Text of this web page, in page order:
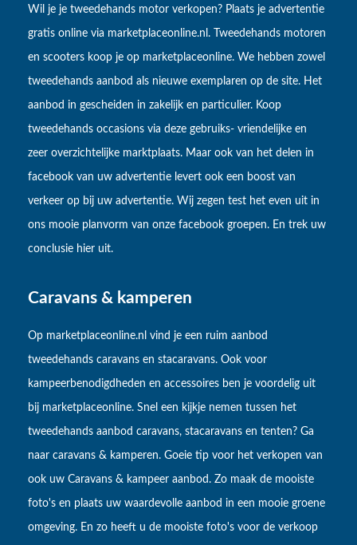
Wil je je tweedehands motor verkopen? Plaats je advertentie
gratis online via marketplaceonline.nl. Tweedehands motoren
en scooters koop je op marketplaceonline. We hebben zowel
tweedehands aanbod als nieuwe exemplaren op de site. Het
aanbod in gescheiden in zakelijk en particulier. Koop
tweedehands occasions via deze gebruiks- vriendelijke en
zeer overzichtelijke marktplaats. Maar ook van het delen in
facebook van uw advertentie levert ook een boost van
verkeer op bij uw advertentie. Wij zegen test het even uit in
ons mooie planvorm van onze facebook groepen. En trek uw
conclusie hier uit.
Caravans & kamperen
Op marketplaceonline.nl vind je een ruim aanbod
tweedehands caravans en stacaravans. Ook voor
kampeerbenodigdheden en accessoires ben je voordelig uit
bij marketplaceonline. Snel een kijkje nemen tussen het
tweedehands aanbod caravans, stacaravans en tenten? Ga
naar caravans & kamperen. Goeie tip voor het verkopen van
ook uw Caravans & kampeer aanbod. Zo maak de mooiste
foto's en plaats uw waardevolle aanbod in een mooie groene
omgeving. En zo heeft u de mooiste foto's voor de verkoop